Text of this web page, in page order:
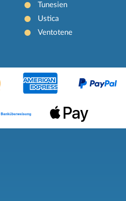
Tunesien
Ustica
Ventotene